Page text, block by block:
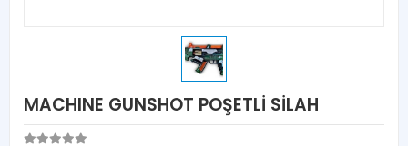
MACHINE GUNSHOT POŞETLİ SİLAH